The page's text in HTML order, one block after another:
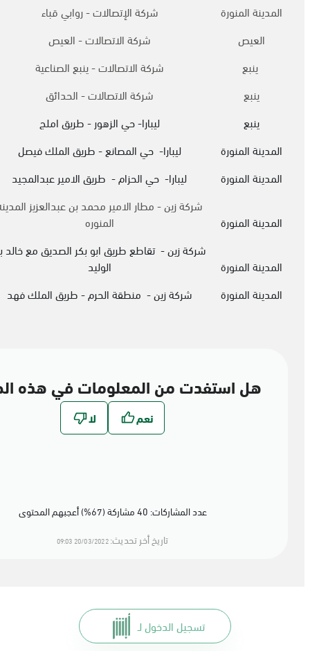
المدينة المنورة
شركة الإتصالات - روابي قباء
العيص
شركة الاتصالات - العيص
ينبع
شركة الاتصالات - ينبع الصناعية
ينبع
شركة الاتصالات - الحدائق
ينبع
ليبارا- حي الزهور - طريق املج
المدينة المنورة
ليبارا- حي المصانع - طريق الملك فيصل
المدينة المنورة
ليبارا- حي الحزام - طريق الامير عبدالمجيد
المدينة المنورة
شركة زين - مطار الامير محمد بن عبدالعزيز
المنوره
المدينة المنورة
شركة زين - تقاطع طريق ابو بكر الصديق مع خالد
الوليد
المدينة المنورة
شركة زين - منطقة الحرم - طريق الملك فهد
هل استفدت من المعلومات في هذه
عدد المشاركات: 40 مشاركة (67%) أعجبهم المحتوى
تاريخ أخر تحديث:20/03/2022 09:03
تسجيل الدخول لـ